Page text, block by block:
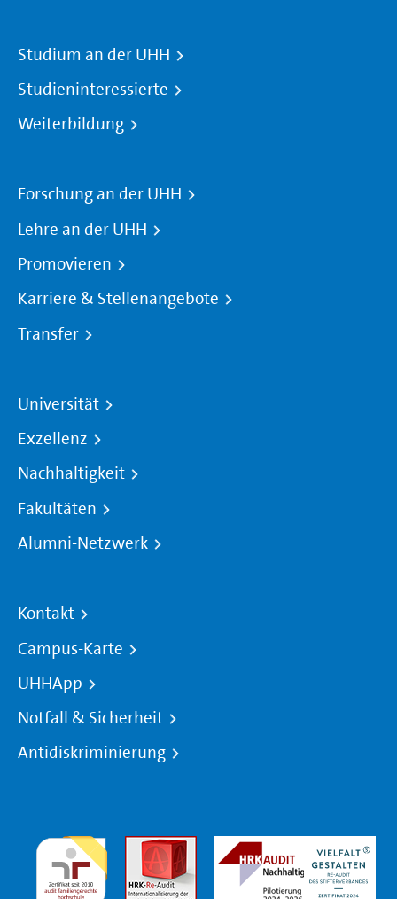
Studium an der UHH
Studieninteressierte
Weiterbildung
Forschung an der UHH
Lehre an der UHH
Promovieren
Karriere & Stellenangebote
Transfer
Universität
Exzellenz
Nachhaltigkeit
Fakultäten
Alumni-Netzwerk
Kontakt
Campus-Karte
UHHApp
Notfall & Sicherheit
Antidiskriminierung